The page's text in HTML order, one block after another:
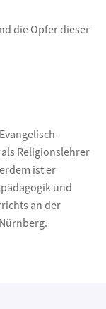
die Opfer dieser
Religionslehrer
ist er
und
an der